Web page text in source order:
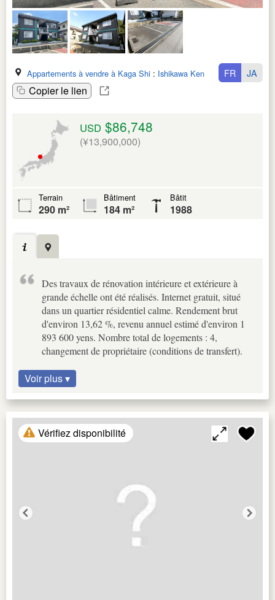
Appartements à vendre à Kaga Shi : Ishikawa Ken
Copier le lien
FR JA
USD $86,748
(¥13,900,000)
Terrain
290 m²
Bâtiment
184 m²
Bâtit
1988
Des travaux de rénovation intérieure et extérieure à
grande échelle ont été réalisés. Internet gratuit, situé
dans un quartier résidentiel calme. Rendement brut
d'environ 13,62 %, revenu annuel estimé d'environ 1
893 600 yens. Nombre total de logements : 4,
changement de propriétaire (conditions de transfert).
Voir plus ▾
Vérifiez disponibilité